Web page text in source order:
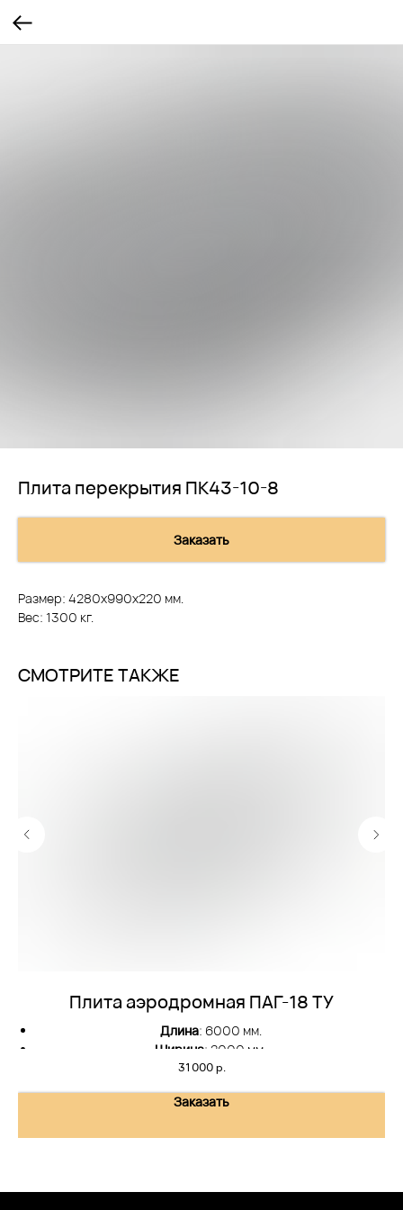
Плита перекрытия ПК43-10-8
Заказать
Размер: 4280х990х220 мм.
Вес: 1300 кг.
СМОТРИТЕ ТАКЖЕ
Плита аэродромная ПАГ-18 ТУ
Длина: 6000 мм.
Ширина: 2000 мм.
Высота: 180 мм
31 000 р.
Заказать